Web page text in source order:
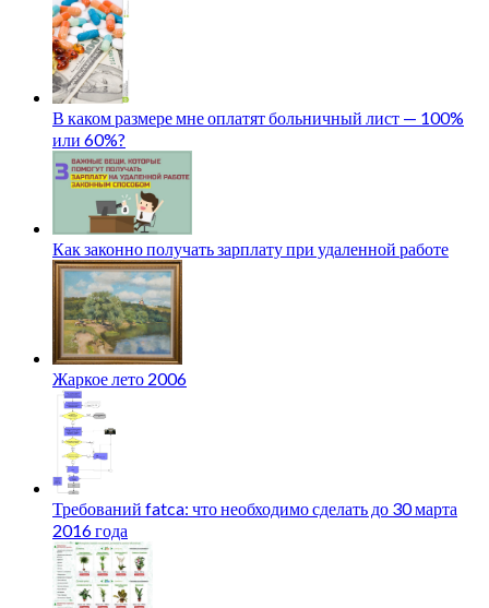
В каком размере мне оплатят больничный лист — 100%
или 60%?
Как законно получать зарплату при удаленной работе
Жаркое лето 2006
Требований fatca: что необходимо сделать до 30 марта
2016 года